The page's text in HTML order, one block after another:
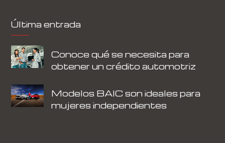
Última entrada
Conoce qué se necesita para
obtener un crédito automotriz
Modelos BAIC son ideales para
mujeres independientes